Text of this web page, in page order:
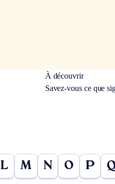
À découvrir
Savez-vous ce que
L M N O P